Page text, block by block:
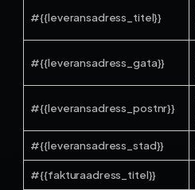
#{{leveransadress_titel}}
#{{leveransadress_gata}}
#{{leveransadress_postnr}}
#{{leveransadress_stad}}
#{{fakturaadress_titel}}